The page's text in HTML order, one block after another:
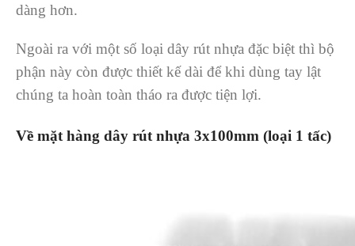
dàng hơn.
Ngoài ra với một số loại dây rút nhựa đặc biệt thì bộ
phận này còn được thiết kế dài để khi dùng tay lật
chúng ta hoàn toàn tháo ra được tiện lợi.
Về mặt hàng dây rút nhựa 3x100mm (loại 1 tấc)